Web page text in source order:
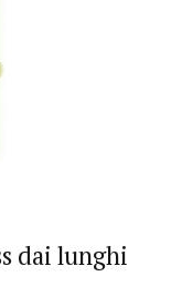
dai lunghi